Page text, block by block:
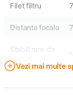
Filet filtru
Distanta focala
Stabilizare de
imagine
Vezi mai multe